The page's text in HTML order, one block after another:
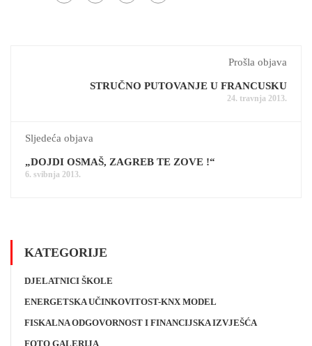
Prošla objava
STRUČNO PUTOVANJE U FRANCUSKU
24. travnja 2013.
Sljedeća objava
„DOJDI OSMAŠ, ZAGREB TE ZOVE !“
6. svibnja 2013.
KATEGORIJE
DJELATNICI ŠKOLE
ENERGETSKA UČINKOVITOST-KNX MODEL
FISKALNA ODGOVORNOST I FINANCIJSKA IZVJEŠĆA
FOTO GALERIJA